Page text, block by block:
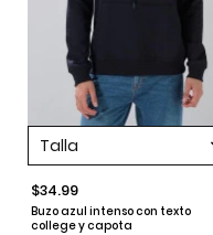
Talla
$34.99
Buzo azul intenso con texto
college y capota